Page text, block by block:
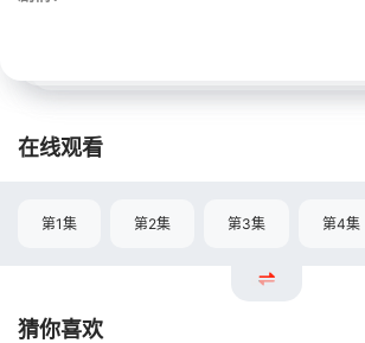
在线观看
第1集 第2集 第3集 第4集
猜你喜欢